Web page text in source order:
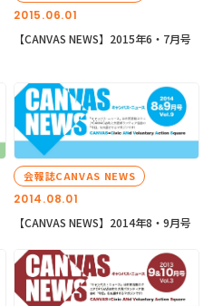
2015.06.01
【CANVAS NEWS】2015年6・7月号
2014.08.01
会報誌CANVAS NEWS
【CANVAS NEWS】2014年8・9月号